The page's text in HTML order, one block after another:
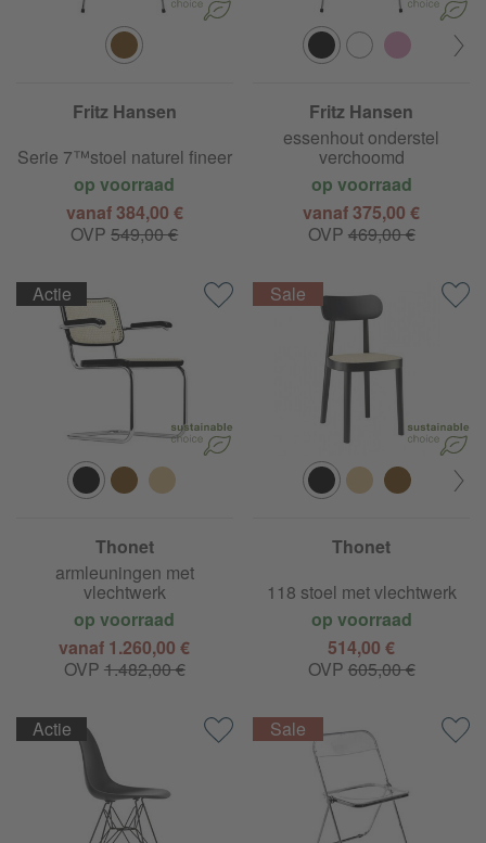
Fritz Hansen
Serie 7™stoel naturel fineer
op voorraad
vanaf 384,00 €
OVP549,00 €
Fritz Hansen
Serie 7™ stoel geverfd
essenhout onderstel
verchoomd
op voorraad
vanaf 375,00 €
OVP 469,00 €
Thonet
S 64 V sledestoel met
armleuningen met
vlechtwerk
op voorraad
vanaf 1.260,00 €
OVP 1.482,00 €
Actie
Thonet
118 stoel met vlechtwerk
op voorraad
514,00 €
OVP 605,00 €
Actie